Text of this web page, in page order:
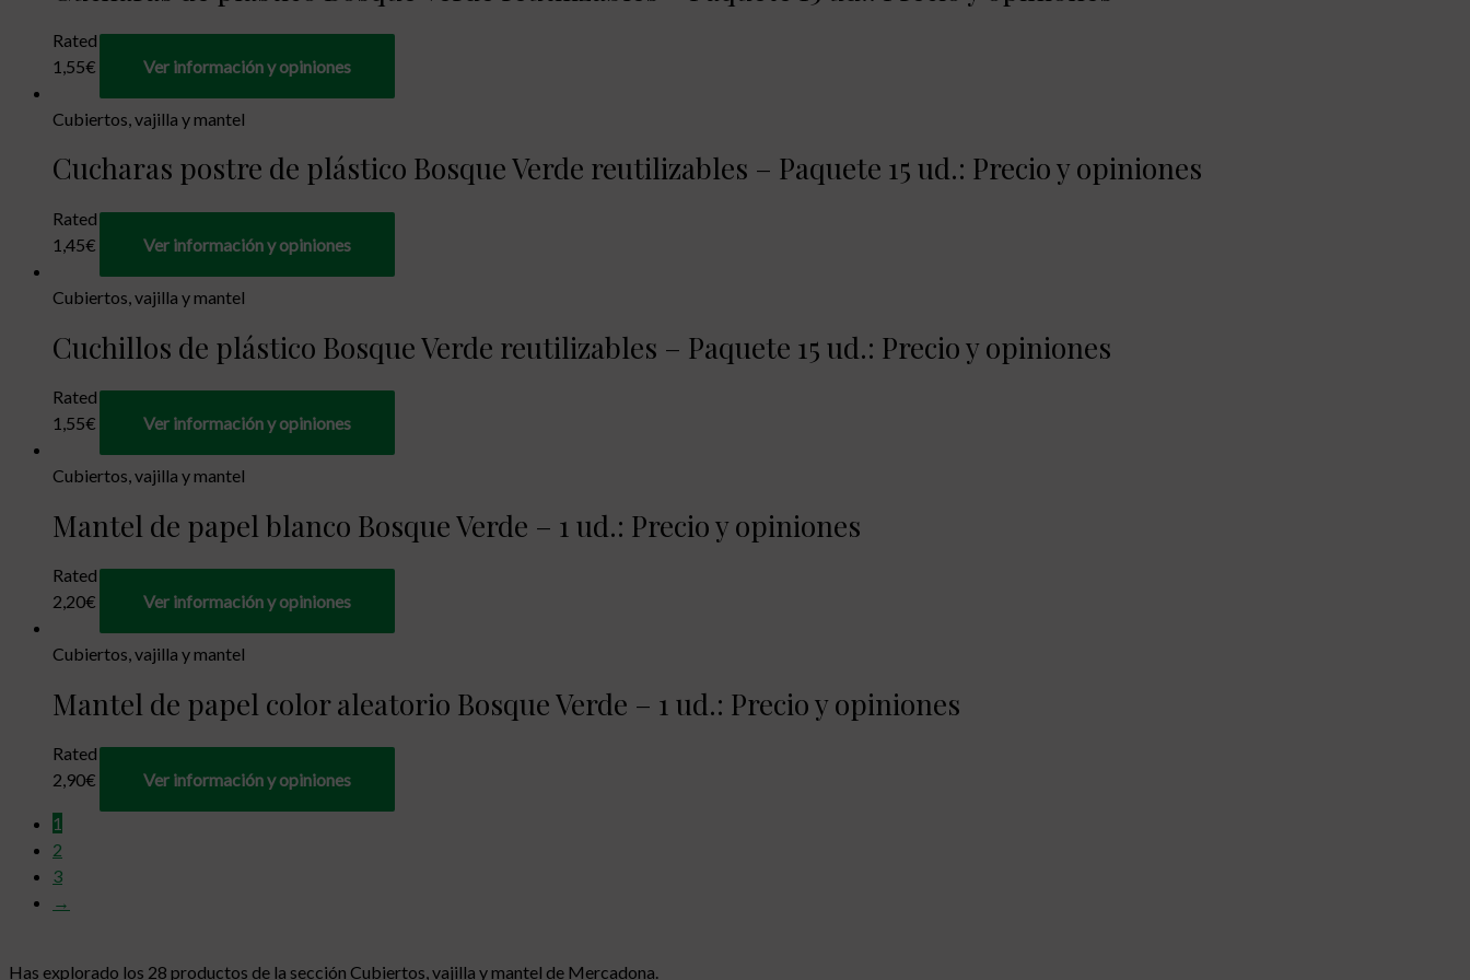
Rated0out of 5
1,55€ Ver información y opiniones
Cubiertos, vajilla y mantel
Cucharas postre de plástico Bosque Verde reutilizables – Paquete 15 ud.: Precio y opiniones
Rated0out of 5
1,45€ Ver información y opiniones
Cubiertos, vajilla y mantel
Cuchillos de plástico Bosque Verde reutilizables – Paquete 15 ud.: Precio y opiniones
Rated0out of 5
1,55€ Ver información y opiniones
Cubiertos, vajilla y mantel
Mantel de papel blanco Bosque Verde – 1 ud.: Precio y opiniones
Rated0out of 5
2,20€ Ver información y opiniones
Cubiertos, vajilla y mantel
Mantel de papel color aleatorio Bosque Verde – 1 ud.: Precio y opiniones
Rated0out of 5
2,90€ Ver información y opiniones
1
2
3
→
Has explorado los 28 productos de la sección Cubiertos, vajilla y mantel de Mercadona.